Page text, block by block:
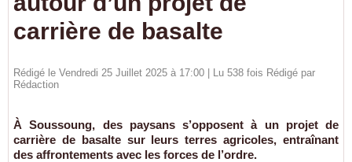
carrière de basalte
Rédigé le Vendredi 25 Juillet 2025 à 17:00 | Lu 538 fois Rédigé par
Rédaction
À Soussoung, des paysans s’opposent à un projet de
carrière de basalte sur leurs terres agricoles, entraînant
des affrontements avec les forces de l’ordre.